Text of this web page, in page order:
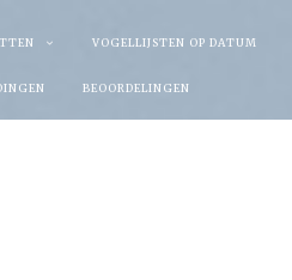
VOGELLIJSTEN OP DATUM
BEOORDELINGEN